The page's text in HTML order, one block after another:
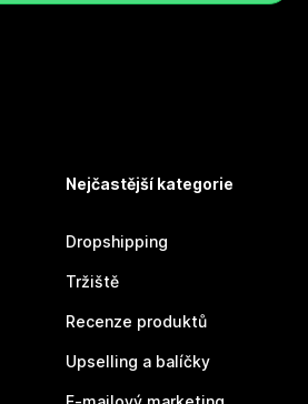
Nejčastější kategorie
Dropshipping
Tržiště
Recenze produktů
Upselling a balíčky